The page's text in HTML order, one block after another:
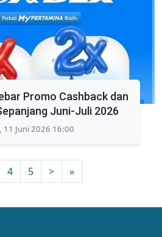
Promo Cashback dan
Juni-Juli 2026
11 Juni 2026 16:00
4 5 > »